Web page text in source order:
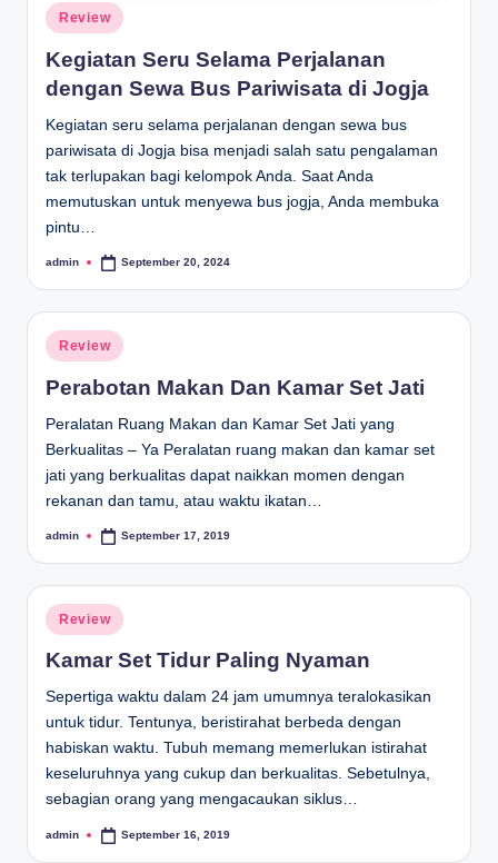
Posted
in
Review
Kegiatan Seru Selama Perjalanan
dengan Sewa Bus Pariwisata di Jogja
Kegiatan seru selama perjalanan dengan sewa bus
pariwisata di Jogja bisa menjadi salah satu pengalaman
tak terlupakan bagi kelompok Anda. Saat Anda
memutuskan untuk menyewa bus jogja, Anda membuka
pintu…
Posted
admin September 20, 2024
Posted
in
Review
Perabotan Makan Dan Kamar Set Jati
Peralatan Ruang Makan dan Kamar Set Jati yang
Berkualitas – Ya Peralatan ruang makan dan kamar set
jati yang berkualitas dapat naikkan momen dengan
rekanan dan tamu, atau waktu ikatan…
Posted
admin September 17, 2019
Posted
in
Review
Kamar Set Tidur Paling Nyaman
Sepertiga waktu dalam 24 jam umumnya teralokasikan
untuk tidur. Tentunya, beristirahat berbeda dengan
habiskan waktu. Tubuh memang memerlukan istirahat
keseluruhnya yang cukup dan berkualitas. Sebetulnya,
sebagian orang yang mengacaukan siklus…
Posted
admin September 16, 2019